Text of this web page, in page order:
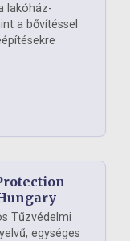
lakóház-
a bővítéssel
Tűzvédelmi
egységes